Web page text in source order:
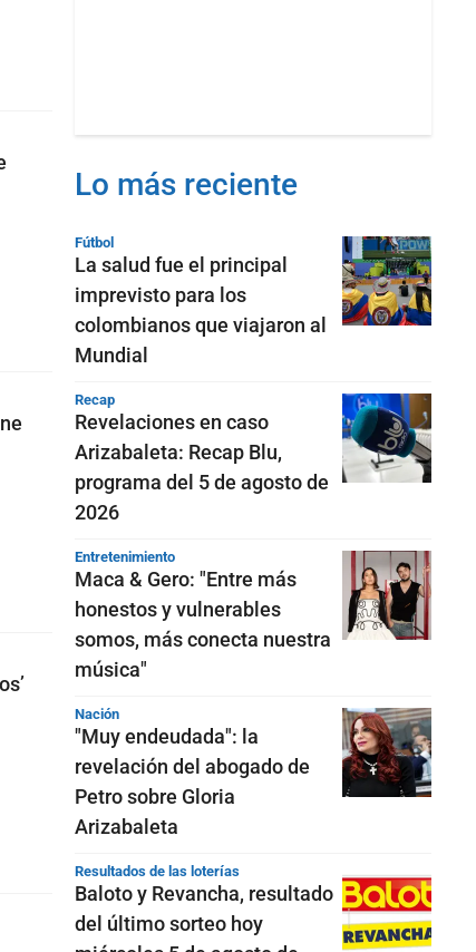
Lo más reciente
Fútbol
La salud fue el principal
imprevisto para los
colombianos que viajaron al
Mundial
Recap
Revelaciones en caso
Arizabaleta: Recap Blu,
programa del 5 de agosto de
2026
Entretenimiento
Maca & Gero: "Entre más
honestos y vulnerables
somos, más conecta nuestra
música"
Nación
"Muy endeudada": la
revelación del abogado de
Petro sobre Gloria
Arizabaleta
Resultados de las loterías
Baloto y Revancha, resultado
del último sorteo hoy